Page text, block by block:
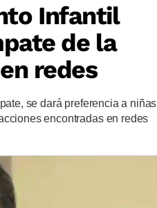
Infantil
de la
redes
se dará preferencia a niñas
encontradas en redes